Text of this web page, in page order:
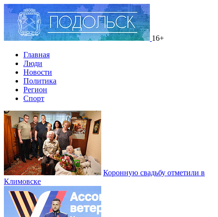
16+
Главная
Люди
Новости
Политика
Регион
Спорт
Коронную свадьбу отметили в
Климовске